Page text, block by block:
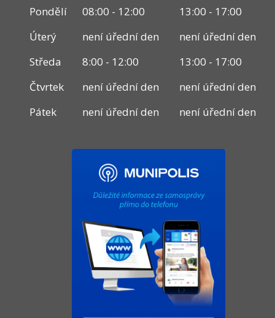
Pondělí 08:00 - 12:00
13:00 - 17:00
Úterý
není úřední den
není úřední den
Středa
8:00 - 12:00
13:00 - 17:00
Čtvrtek
není úřední den
není úřední den
Pátek
není úřední den není úřední den